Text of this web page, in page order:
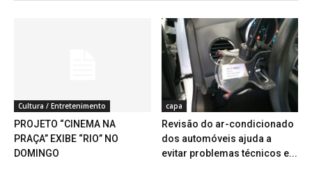
Cultura / Entretenimento
PROJETO “CINEMA NA
PRAÇA” EXIBE “RIO” NO
DOMINGO
capa
Revisão do ar-condicionado
dos automóveis ajuda a
evitar problemas técnicos e...